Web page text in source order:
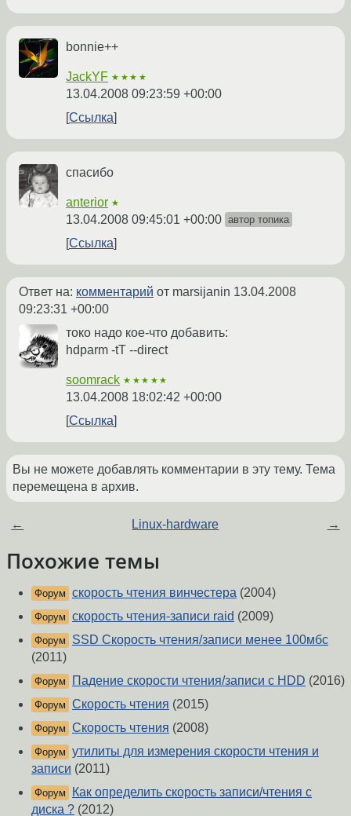
bonnie++
JackYF ★★★★
13.04.2008 09:23:59 +00:00
Ссылка
спасибо
anterior ★
13.04.2008 09:45:01 +00:00 автор топика
Ссылка
Ответ на: комментарий от marsijanin 13.04.2008
09:23:31 +00:00
токо надо кое-что добавить:
hdparm -tT --direct
soomrack ★★★★★
13.04.2008 18:02:42 +00:00
Ссылка
Вы не можете добавлять комментарии в эту тему. Тема
перемещена в архив.
← Linux-hardware →
Похожие темы
Форум скорость чтения винчестера (2004)
Форум скорость чтения-записи raid (2009)
Форум
SSD Скорость чтения/записи менее 100мбс
(2011)
Форум Падение скорости чтения/записи с HDD (2016)
Форум Скорость чтения (2015)
Форум Скорость чтения (2008)
Форум утилиты для измерения скорости чтения и
записи (2011)
Форум
Как определить скорость записи/чтения с
диска ? (2012)